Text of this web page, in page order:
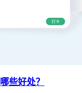
些好处？